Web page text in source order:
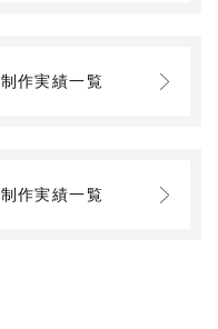
制作実績一覧
制作実績一覧